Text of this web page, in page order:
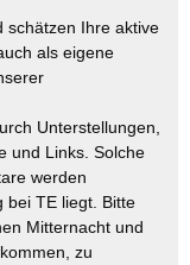
schätzen Ihre aktive
als eigene
Unterstellungen,
und Links. Solche
werden
bei TE liegt. Bitte
Mitternacht und
zu